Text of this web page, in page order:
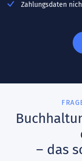
Zahlungsdaten
– das